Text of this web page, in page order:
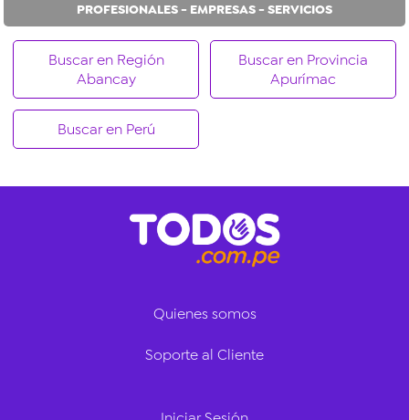
PROFESIONALES - EMPRESAS - SERVICIOS
Buscar en Región
Abancay
Buscar en Provincia
Apurímac
Buscar en Perú
Quienes somos
Soporte al Cliente